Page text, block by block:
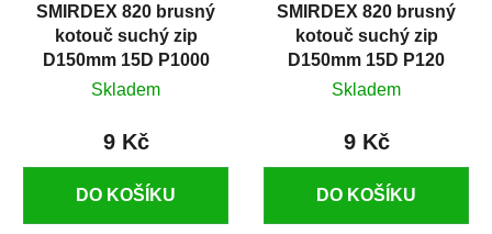
SMIRDEX 820 brusný
kotouč suchý zip
D150mm 15D P1000
Skladem
9 Kč
DO KOŠÍKU
SMIRDEX 820 brusný
kotouč suchý zip
D150mm 15D P120
Skladem
9 Kč
DO KOŠÍKU